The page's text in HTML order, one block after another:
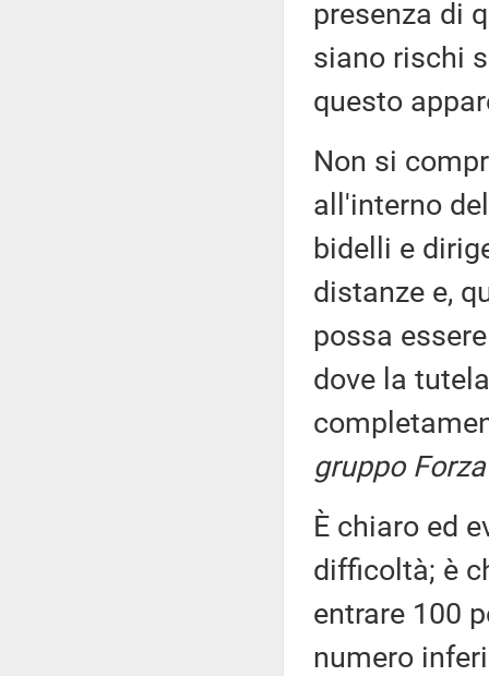
presenza di
siano rischi
questo
Non si
all'interno
bidelli e
distanze e,
possa
dove la
gruppo
È chiaro ed
difficoltà; è
entrare 100
numero